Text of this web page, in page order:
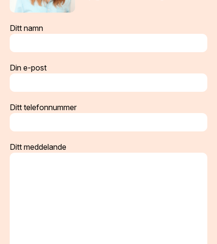
Ditt namn
Din e-post
Ditt telefonnummer
Ditt meddelande